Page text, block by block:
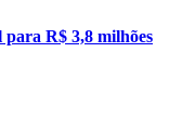
R$ 3,8 milhões